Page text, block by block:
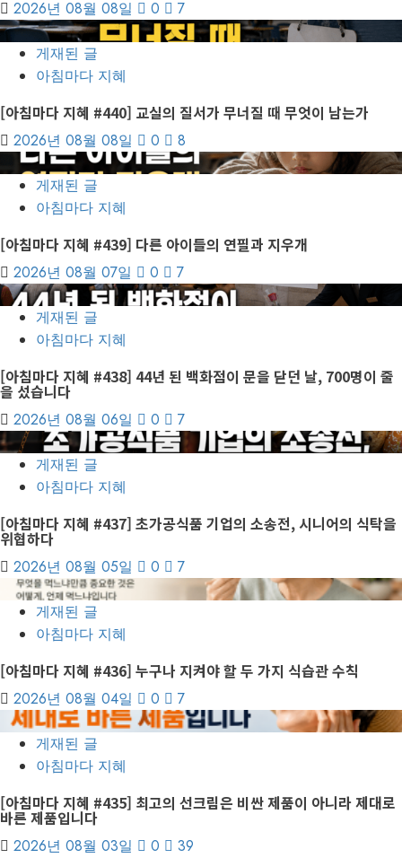
2026년 08월 08일 0
7
2
게재된 글
아침마다 지혜
[아침마다 지혜 #440] 교실의 질서가 무너질 때 무엇이 남는가
2026년 08월 08일 0
8
게재된 글
아침마다 지혜
[아침마다 지혜 #439] 다른 아이들의 연필과 지우개
2026년 08월 07일 0
7
4
게재된 글
아침마다 지혜
[아침마다 지혜 #438] 44년 된 백화점이 문을 닫던 날, 700명이 줄
을 섰습니다
2026년 08월 06일 0
7
5
게재된 글
아침마다 지혜
[아침마다 지혜 #437] 초가공식품 기업의 소송전, 시니어의 식탁을
위협하다
2026년 08월 05일 0
7
게재된 글
아침마다 지혜
[아침마다 지혜 #436] 누구나 지켜야 할 두 가지 식습관 수칙
2026년 08월 04일 0
7
게재된 글
아침마다 지혜
[아침마다 지혜 #435] 최고의 선크림은 비싼 제품이 아니라 제대로
바른 제품입니다
2026년 08월 03일 0 39